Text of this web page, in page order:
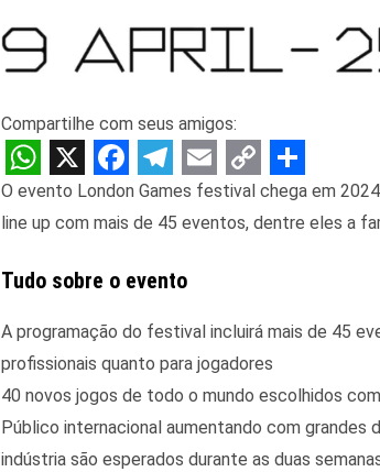
Compartilhe com seus amigos:
W
h
a
t
s
A
p
p
X F
a
e
b
o
o
k
T
e
e
g
r
a
m
E
m
i
l
C
o
L
i
n
k
S
h
e
O evento London Games festival chega em
line up com mais de 45 eventos, dentre eles a
Tudo sobre o evento
A programação do festival incluirá mais de 45
profissionais quanto para jogadores
40 novos jogos de todo o mundo escolhidos
Público internacional aumentando com
indústria são esperados durante as duas